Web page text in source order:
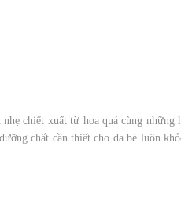
chiết xuất từ hoa quả cùng những
chất cần thiết cho da bé luôn